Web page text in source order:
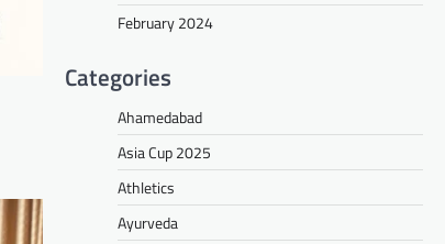
February 2024
Categories
Ahamedabad
Asia Cup 2025
Athletics
Ayurveda